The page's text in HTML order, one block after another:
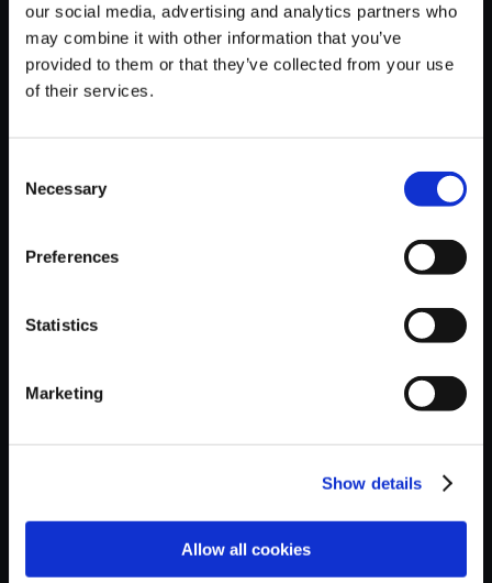
our social media, advertising and analytics partners who
may combine it with other information that you’ve
provided to them or that they’ve collected from your use
of their services.
Selection
Necessary
Preferences
Statistics
Marketing
Show details
Allow all cookies
【単曲】モンスターハンターワ
イルズ オリジナルサウンドトラ
7ポイント付与
【単曲】モンスタ
【単曲】モンスタ
ーハンターワ...
【単曲】モンスタ